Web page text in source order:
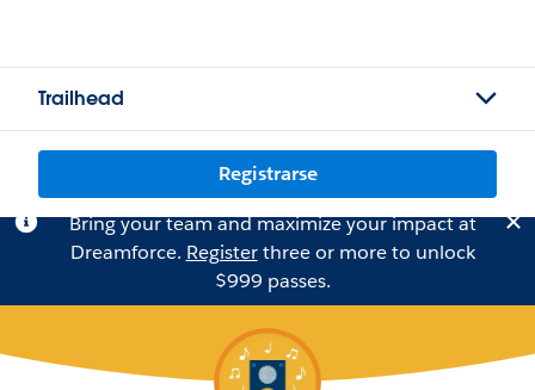
Trailhead
Registrarse
Bring your team and maximize your impact at
Dreamforce. Registerthree or more to unlock
$999 passes.